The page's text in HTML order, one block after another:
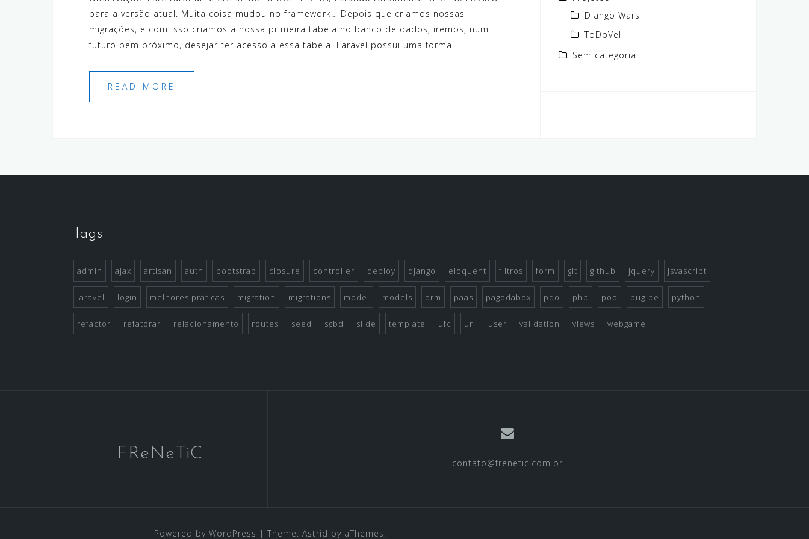
para a versão atual. Muita coisa mudou no framework… Depois que criamos nossas
migrações, e com isso criamos a nossa primeira tabela no banco de dados, iremos, num
futuro bem próximo, desejar ter acesso a essa tabela. Laravel possui uma forma […]
READ MORE
Django Wars
ToDoVel
Sem categoria
Tags
admin ajax artisan auth bootstrap closure controller deploy django eloquent filtros form git github jquery jsvascript
laravel login melhores práticas migration migrations model models orm paas pagodabox pdo php poo pug-pe python
refactor refatorar relacionamento routes seed sgbd slide template ufc url user validation views webgame
FReNeTiC contato@frenetic.com.br
Powered by WordPress | Theme: Astrid by aThemes.